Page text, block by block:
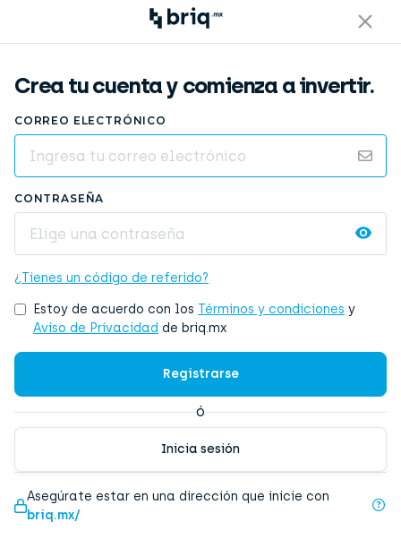
Crea tu cuenta y comienza a invertir.
CORREO ELECTRÓNICO
CONTRASEÑA
¿Tienes un código de referido?
Estoy de acuerdo con los Términos y condiciones y
Aviso de Privacidad de briq.mx
ó
Inicia sesión
Asegúrate estar en una dirección que inicie con
briq.mx/